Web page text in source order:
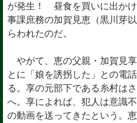
が発生！ 昼食を買いに出かけ
事課庶務の加賀見恵（黒川芽
らわれたのだ。
やがて、恵の父親・加賀見
とに「娘を誘拐した」との電
る。享の元部下である糸村は
へ。享によれば、犯人は意識
の動画を送ってきたという。